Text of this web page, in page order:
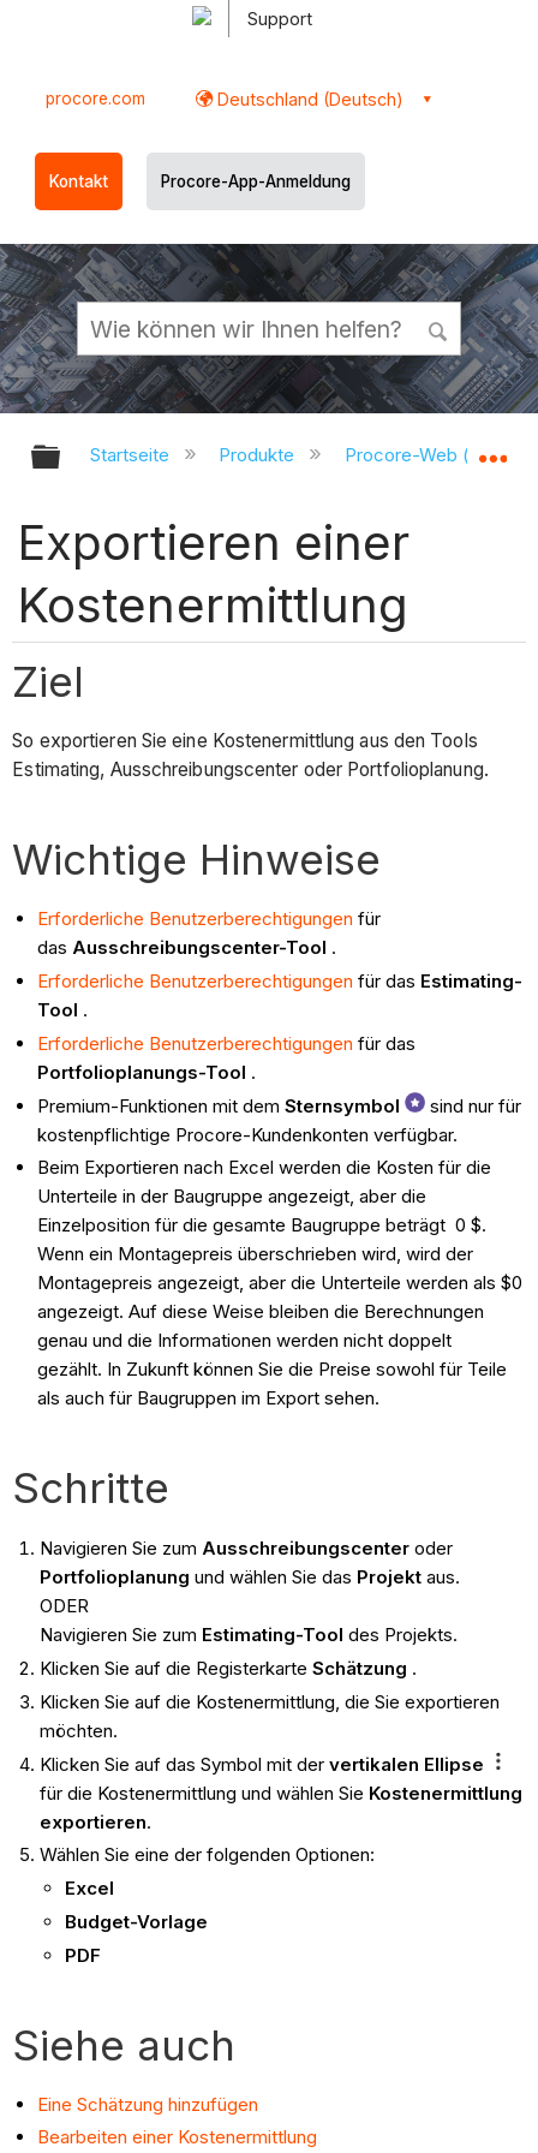
Support
procore.com Deutschland (Deutsch)
Kontakt Procore-App-Anmeldung
Globale Hierarchie auf- und
Startseite Produkte Procore-Web
Exportieren einer
Kostenermittlung
Ziel
So exportieren Sie eine Kostenermittlung aus den Tools
Estimating, Ausschreibungscenter oder Portfolioplanung.
Wichtige Hinweise
Erforderliche Benutzerberechtigungen für
das Ausschreibungscenter-Tool .
Erforderliche Benutzerberechtigungen für das Estimating-
Tool .
Erforderliche Benutzerberechtigungen für das
Portfolioplanungs-Tool .
Premium-Funktionen mit demSternsymbol
sind nur für
kostenpflichtige Procore-Kundenkonten verfügbar.
Beim Exportieren nach Excel werden die Kosten für die
Unterteile in der Baugruppe angezeigt, aber die
Einzelposition für die gesamte Baugruppe beträgt 0 $.
Wenn ein Montagepreis überschrieben wird, wird der
Montagepreis angezeigt, aber die Unterteile werden als $0
angezeigt. Auf diese Weise bleiben die Berechnungen
genau und die Informationen werden nicht doppelt
gezählt. In Zukunft können Sie die Preise sowohl für Teile
als auch für Baugruppen im Export sehen.
Schritte
Navigieren Sie zum Ausschreibungscenteroder
Portfolioplanung und wählen Sie das Projektaus.
ODER
Navigieren Sie zum Estimating-Tool des Projekts.
Klicken Sie auf die Registerkarte Schätzung .
Klicken Sie auf die Kostenermittlung, die Sie exportieren
möchten.
Klicken Sie auf das Symbol mit der vertikalen Ellipse
für die Kostenermittlung und wählen Sie Kostenermittlung
exportieren.
Wählen Sie eine der folgenden Optionen:
Excel
Budget-Vorlage
PDF
Siehe auch
Eine Schätzung hinzufügen
Bearbeiten einer Kostenermittlung